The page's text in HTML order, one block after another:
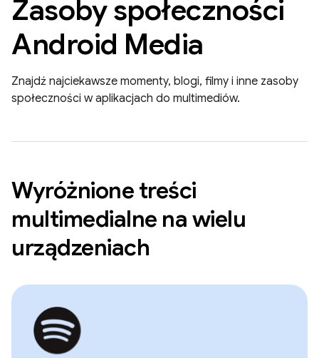
Zasoby społeczności
Android Media
Znajdź najciekawsze momenty, blogi, filmy i inne zasoby
społeczności w aplikacjach do multimediów.
Wyróżnione treści
multimedialne na wielu
urządzeniach